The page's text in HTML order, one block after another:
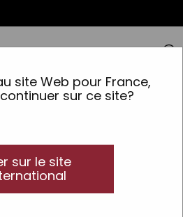
site Web pour France,
sur ce site?
sur le site
permanents
ongles permanents ? Découvrez
manucure avec une large